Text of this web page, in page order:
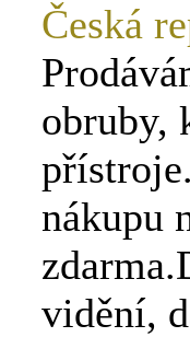
Česká
obruby,
nákupu
vidění,